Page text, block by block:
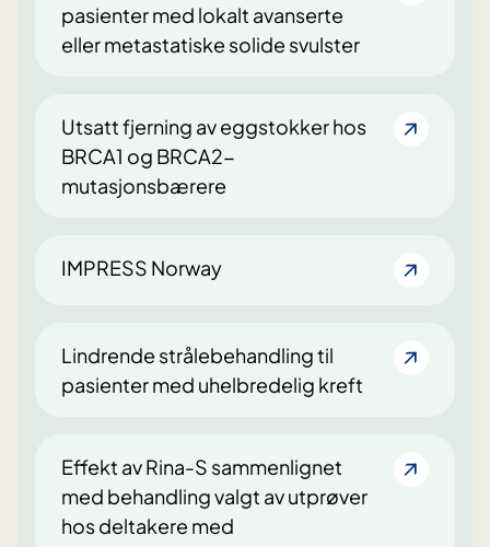
pasienter med lokalt avanserte
eller metastatiske solide svulster
Utsatt fjerning av eggstokker hos
BRCA1 og BRCA2-
mutasjonsbærere
IMPRESS Norway
Lindrende strålebehandling til
pasienter med uhelbredelig kreft
Effekt av Rina-S sammenlignet
med behandling valgt av utprøver
hos deltakere med